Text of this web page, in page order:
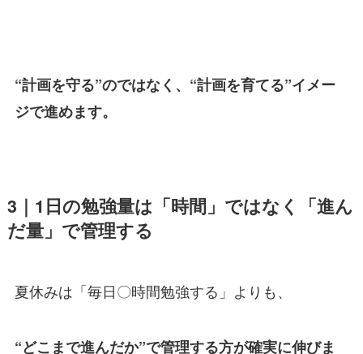
“計画を守る”のではなく、“計画を育てる”イメー
ジで進めます。
3｜1日の勉強量は「時間」ではなく「進ん
だ量」で管理する
夏休みは「毎日〇時間勉強する」よりも、
“どこまで進んだか”で管理する方が確実に伸びま